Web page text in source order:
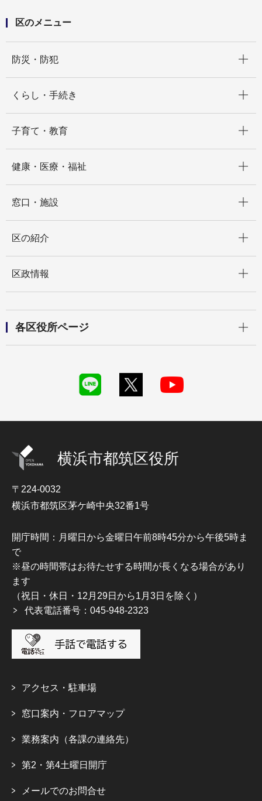
区のメニュー
防災・防犯
くらし・手続き
子育て・教育
健康・医療・福祉
窓口・施設
区の紹介
区政情報
各区役所ページ
横浜市都筑区役所
〒224-0032
横浜市都筑区茅ケ崎中央32番1号
開庁時間：月曜日から金曜日午前8時45分から午後5時ま
で
※昼の時間帯はお待たせする時間が長くなる場合があり
ます
（祝日・休日・12月29日から1月3日を除く）
代表電話番号：045-948-2323
アクセス・駐車場
窓口案内・フロアマップ
業務案内（各課の連絡先）
第2・第4土曜日開庁
メールでのお問合せ